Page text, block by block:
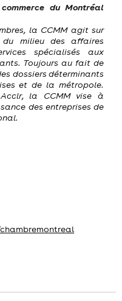
du Montréal
la CCMM agit sur
milieu des affaires
spécialisés aux
Toujours au fait de
dossiers déterminants
et de la métropole.
la CCMM vise à
des entreprises de